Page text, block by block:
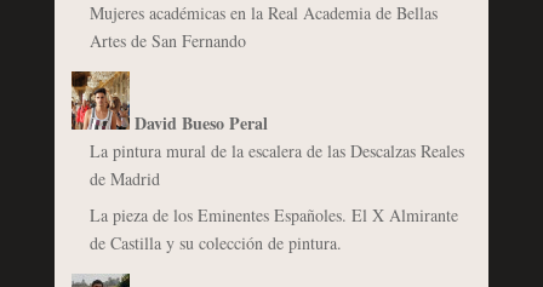
Mujeres académicas en la Real Academia de Bellas
Artes de San Fernando
David Bueso Peral
La pintura mural de la escalera de las Descalzas Reales
de Madrid
La pieza de los Eminentes Españoles. El X Almirante
de Castilla y su colección de pintura.